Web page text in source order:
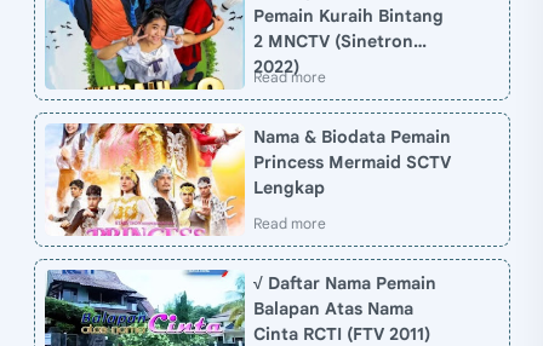
Pemain Kuraih Bintang
2 MNCTV (Sinetron
2022)
Nama & Biodata Pemain
Princess Mermaid SCTV
Lengkap
√ Daftar Nama Pemain
Balapan Atas Nama
Cinta RCTI (FTV 2011)